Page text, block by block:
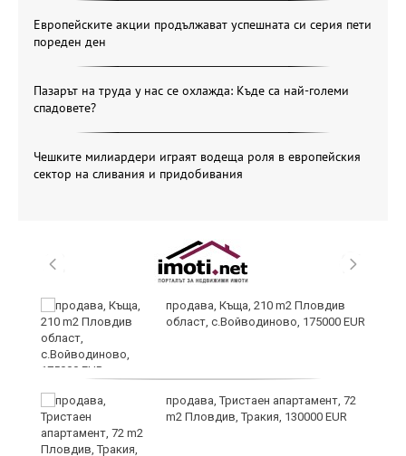
Европейските акции продължават успешната си серия пети
пореден ден
Пазарът на труда у нас се охлажда: Къде са най-големи
спадовете?
Чешките милиардери играят водеща роля в европейския
сектор на сливания и придобивания
продава, Къща, 210 m2 Пловдив
област, с.Войводиново, 175000 EUR
продава, Тристаен апартамент, 72
m2 Пловдив, Тракия, 130000 EUR